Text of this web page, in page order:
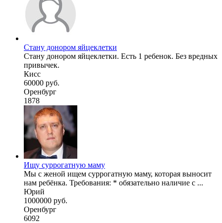
Стану донором яйцеклетки
Стану донором яйцеклетки. Есть 1 ребенок. Без вредных
привычек.
Кисс
60000 руб.
Оренбург
1878
Ищу суррогатную маму
Мы с женой ищем суррогатную маму, которая выносит
нам ребёнка. Требования: * обязательно наличие с ...
Юрий
1000000 руб.
Оренбург
6092